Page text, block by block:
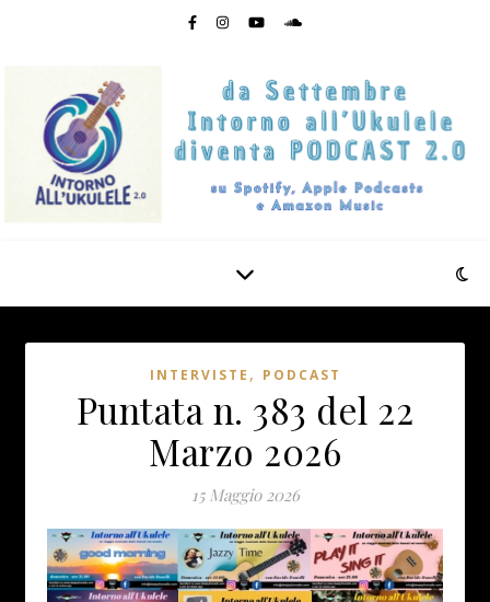
INTERVISTE , PODCAST
Puntata n. 383 del 22
Marzo 2026
15 Maggio 2026